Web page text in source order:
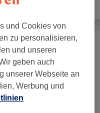
ab 19 €
(1) ab 40 €
und Cookies von
zu personalisieren,
und unseren
geben auch
unserer Webseite an
Werbung und